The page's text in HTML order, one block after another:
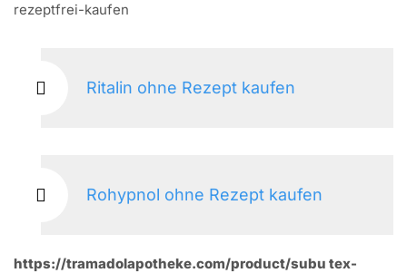
rezeptfrei-kaufen
Ritalin ohne Rezept kaufen
Rohypnol ohne Rezept kaufen
https://tramadolapotheke.com/product/subu tex-